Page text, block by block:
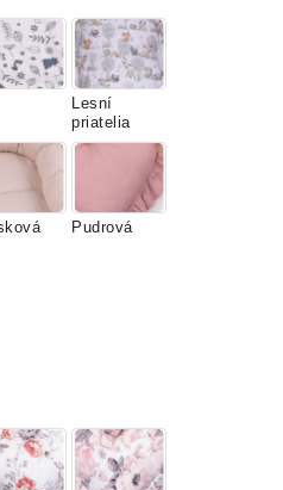
Lesní
priatelia
Pudrová